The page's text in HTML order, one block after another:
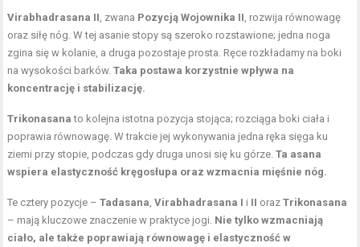
Virabhadrasana II , zwana Pozycją Wojownika II , rozwija równowagę
oraz siłę nóg. W tej asanie stopy są szeroko rozstawione; jedna noga
zgina się w kolanie, a druga pozostaje prosta. Ręce rozkładamy na boki
na wysokości barków.Taka postawa korzystnie wpływa na
koncentrację i stabilizację.
Trikonasana to kolejna istotna pozycja stojąca; rozciąga boki ciała i
poprawia równowagę. W trakcie jej wykonywania jedna ręka sięga ku
ziemi przy stopie, podczas gdy druga unosi się ku górze.Ta asana
wspiera elastyczność kręgosłupa oraz wzmacnia mięśnie nóg.
Te cztery pozycje –Tadasana ,Virabhadrasana I i II orazTrikonasana
– mają kluczowe znaczenie w praktyce jogi. Nie tylko wzmacniają
ciało, ale także poprawiają równowagę i elastyczność w